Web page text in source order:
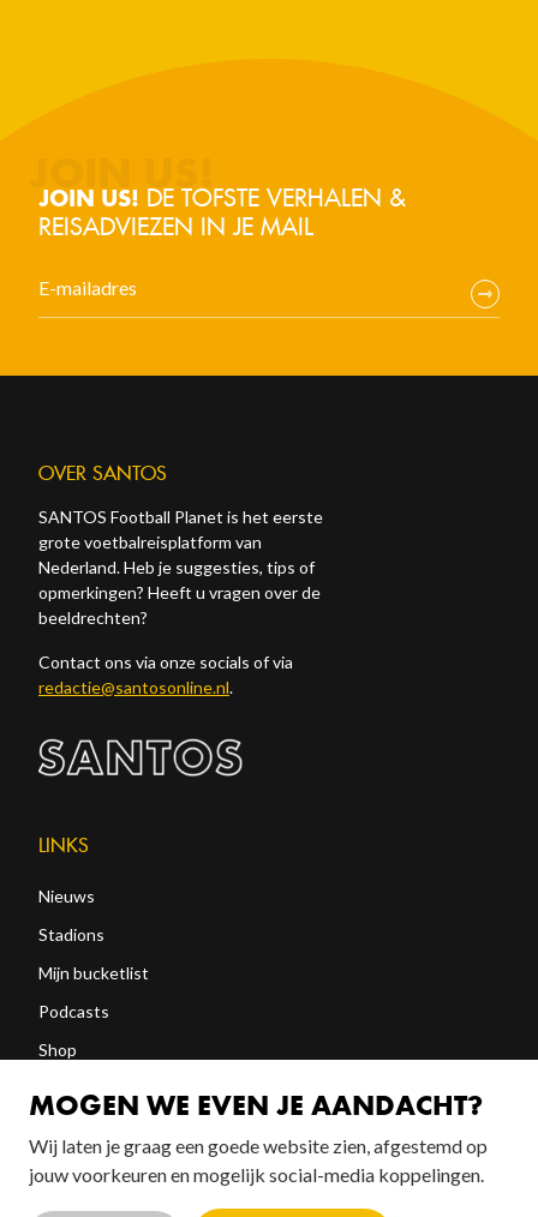
JOIN US! DE TOFSTE VERHALEN &
REISADVIEZEN IN JE MAIL
OVER SANTOS
SANTOS Football Planet is het eerste
grote voetbalreisplatform van
Nederland. Heb je suggesties, tips of
opmerkingen? Heeft u vragen over de
beeldrechten?
Contact ons via onze socials of via
redactie@santosonline.nl.
LINKS
Nieuws
Stadions
Mijn bucketlist
Podcasts
Shop
FOLLOW US!
MOGEN WE EVEN JE AANDACHT?
Wij laten je graag een goede website zien, afgestemd op
jouw voorkeuren en mogelijk social-media koppelingen.